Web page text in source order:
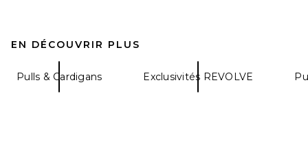
EN DÉCOUVRIR PLUS
Pulls & Cardigans Exclusivités REVOLVE